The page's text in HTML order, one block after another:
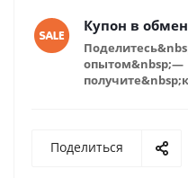
Купон в
опытом&nbsp;—
Поделиться